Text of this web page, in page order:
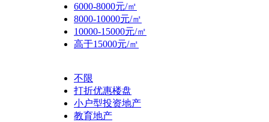
6000-8000元/㎡
8000-10000元/㎡
10000-15000元/㎡
高于15000元/㎡
不限
打折优惠楼盘
小户型投资地产
教育地产